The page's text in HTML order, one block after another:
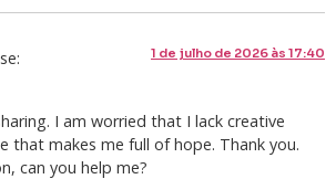
1 de julho de 2026 às 17:40
I am worried that I lack creative
that makes me full of hope. Thank you.
can you help me?